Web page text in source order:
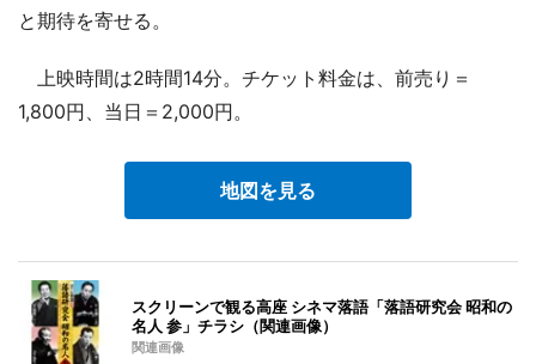
と期待を寄せる。
上映時間は2時間14分。チケット料金は、前売り＝
1,800円、当日＝2,000円。
地図を見る
スクリーンで観る高座 シネマ落語「落語研究会 昭和の
名人 参」チラシ（関連画像）
関連画像